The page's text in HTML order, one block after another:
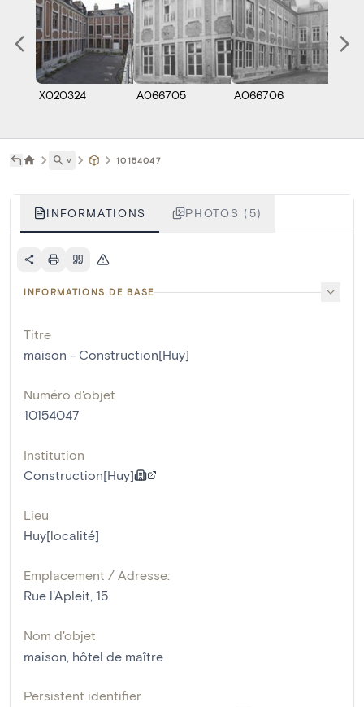
X020324 A066705 A066706
˅ 10154047
INFORMATIONS PHOTOS (5)
INFORMATIONS DE BASE
Titre
maison - Construction[Huy]
Numéro d'objet
10154047
Institution
Construction[Huy]
Lieu
Huy[localité]
Emplacement / Adresse:
Rue l'Apleit, 15
Nom d'objet
maison, hôtel de maître
Persistent identifier